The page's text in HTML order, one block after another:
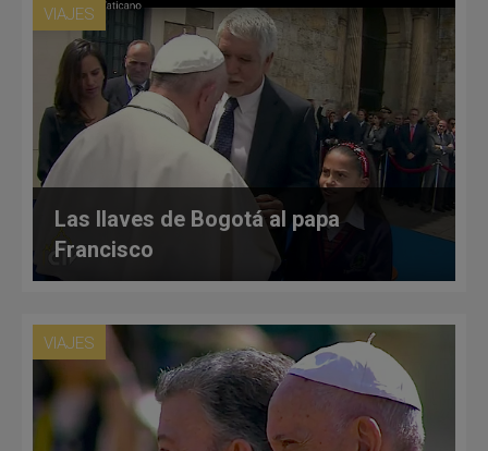
VIAJES
Las llaves de Bogotá al papa
Francisco
VIAJES